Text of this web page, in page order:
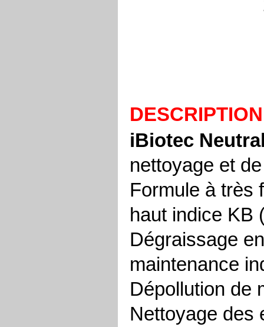
DESCRIPTION
iBiotec
nettoyage et
Formule à très
haut indice KB
Dégraissage
maintenance
Dépollution de
Nettoyage des